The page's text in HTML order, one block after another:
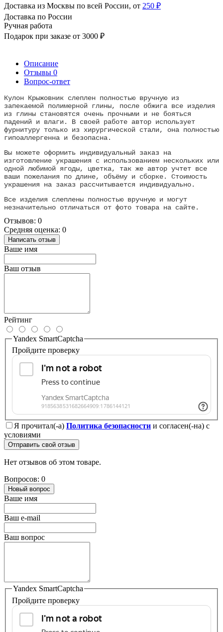
Доставка из Москвы по всей России, от 250 ₽
Доставка по России
Ручная работа
Подарок при заказе от 3000 ₽
Описание
Отзывы 0
Вопрос-ответ
Кулон Крыжовник слеплен полностью вручную из
запекаемой полимерной глины, после обжига все изделия
из глины становятся очень прочными и не бояться
падений и влаги. В своей работе автор использует
фурнитуру только из хирургической стали, она полностью
гипоаллергенна и безопасна.
Вы можете оформить индивидуальный заказ на
изготовление украшения с использованием нескольких или
одной любимой ягоды, цветка, так же автор учтет все
ваши пожелания по длине, объёму и сборке. Стоимость
украшения на заказ рассчитывается индивидуально.
Все изделия слеплены полностью вручную и могут
незначительно отличаться от фото товара на сайте.
Отзывов: 0
Средняя оценка: 0
Написать отзыв
Ваше имя
Ваш отзыв
Рейтинг
Yandex SmartCaptcha
Пройдите проверку
Я прочитал(-а) Политика безопасности и согласен(-на) с
условиями
Отправить свой отзыв
Нет отзывов об этом товаре.
Вопросов: 0
Новый вопрос
Ваше имя
Ваш e-mail
Ваш вопрос
Yandex SmartCaptcha
Пройдите проверку